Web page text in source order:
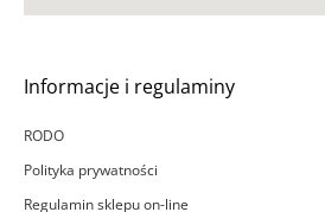
Informacje i regulaminy
RODO
Polityka prywatności
Regulamin sklepu on-line